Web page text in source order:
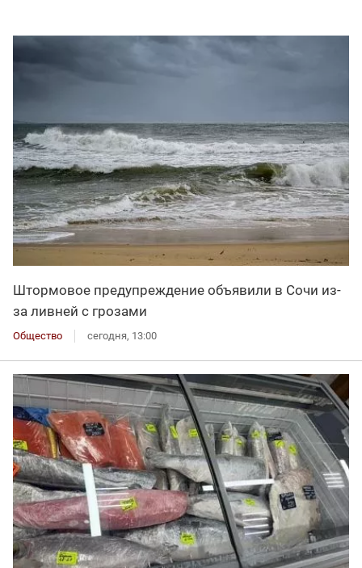
Штормовое предупреждение объявили в Сочи из-
за ливней с грозами
Общество сегодня, 13:00